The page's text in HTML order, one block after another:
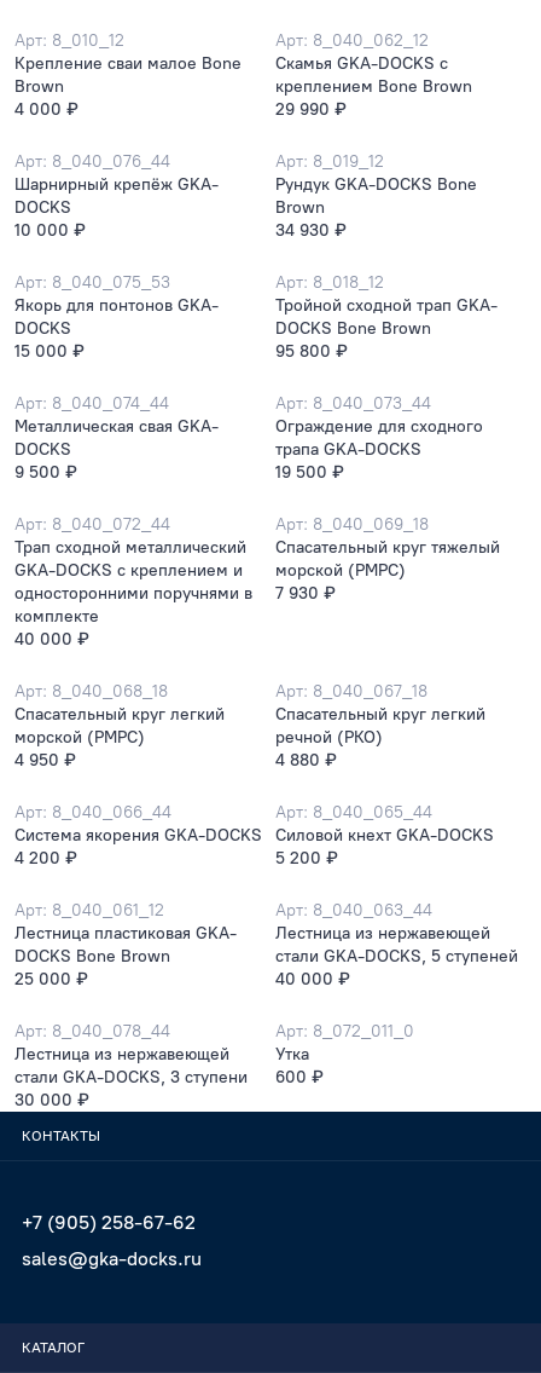
Арт: 8_010_12
Крепление сваи малое Bone
Brown
4 000 ₽
Арт: 8_040_062_12
Скамья GKA-DOCKS с
креплением Bone Brown
29 990 ₽
Арт: 8_040_076_44
Шарнирный крепёж GKA-
DOCKS
10 000 ₽
Арт: 8_019_12
Рундук GKA-DOCKS Bone
Brown
34 930 ₽
Арт: 8_040_075_53
Якорь для понтонов GKA-
DOCKS
15 000 ₽
Арт: 8_018_12
Тройной сходной трап GKA-
DOCKS Bone Brown
95 800 ₽
Арт: 8_040_074_44
Металлическая свая GKA-
DOCKS
9 500 ₽
Арт: 8_040_073_44
Ограждение для сходного
трапа GKA-DOCKS
19 500 ₽
Арт: 8_040_072_44
Трап сходной металлический
GKA-DOCKS с креплением и
односторонними поручнями в
комплекте
40 000 ₽
Арт: 8_040_069_18
Спасательный круг тяжелый
морской (РМРС)
7 930 ₽
Арт: 8_040_068_18
Спасательный круг легкий
морской (РМРС)
4 950 ₽
Арт: 8_040_067_18
Спасательный круг легкий
речной (РКО)
4 880 ₽
Арт: 8_040_066_44
Система якорения GKA-DOCKS
4 200 ₽
Арт: 8_040_065_44
Силовой кнехт GKA-DOCKS
5 200 ₽
Арт: 8_040_061_12
Лестница пластиковая GKA-
DOCKS Bone Brown
25 000 ₽
Арт: 8_040_063_44
Лестница из нержавеющей
стали GKA-DOCKS, 5 ступеней
40 000 ₽
Арт: 8_040_078_44
Лестница из нержавеющей
стали GKA-DOCKS, 3 ступени
30 000 ₽
Арт: 8_072_011_0
Утка
600 ₽
КОНТАКТЫ
+7 (905) 258-67-62
sales@gka-docks.ru
КАТАЛОГ